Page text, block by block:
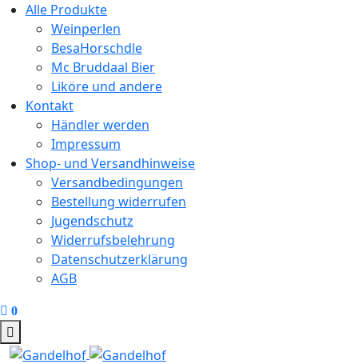
Alle Produkte
Weinperlen
BesaHorschdle
Mc Bruddaal Bier
Liköre und andere
Kontakt
Händler werden
Impressum
Shop- und Versandhinweise
Versandbedingungen
Bestellung widerrufen
Jugendschutz
Widerrufsbelehrung
Datenschutzerklärung
AGB
0